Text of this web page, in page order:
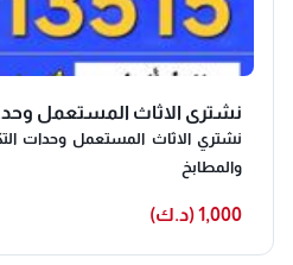
نشتري الاثاث المستعمل
نشتري الاثاث المستعمل وحدات
والمطابخ
1,000 (د.ك)